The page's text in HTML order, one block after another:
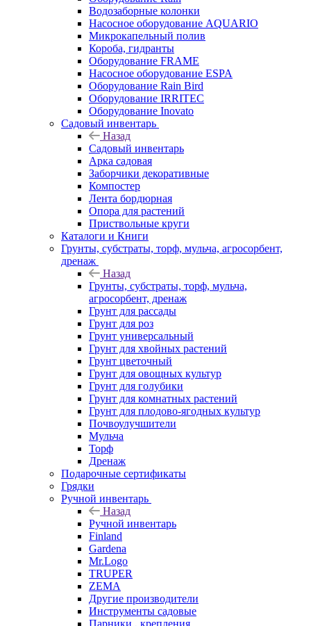
Водозаборные колонки
Насосное оборудование AQUARIO
Микрокапельный полив
Короба, гидранты
Оборудование FRAME
Насосное оборудование ESPA
Оборудование Rain Bird
Оборудование IRRITEC
Оборудование Inovato
Садовый инвентарь
Назад
Садовый инвентарь
Арка садовая
Заборчики декоративные
Компостер
Лента бордюрная
Опора для растений
Приствольные круги
Каталоги и Книги
Грунты, субстраты, торф, мульча, агросорбент,
дренаж
Назад
Грунты, субстраты, торф, мульча,
агросорбент, дренаж
Грунт для рассады
Грунт для роз
Грунт универсальный
Грунт для хвойных растений
Грунт цветочный
Грунт для овощных культур
Грунт для голубики
Грунт для комнатных растений
Грунт для плодово-ягодных культур
Почвоулучшители
Мульча
Торф
Дренаж
Подарочные сертификаты
Грядки
Ручной инвентарь
Назад
Ручной инвентарь
Finland
Gardena
Mr.Logo
TRUPER
ZEMA
Другие производители
Инструменты садовые
Парники , крепления